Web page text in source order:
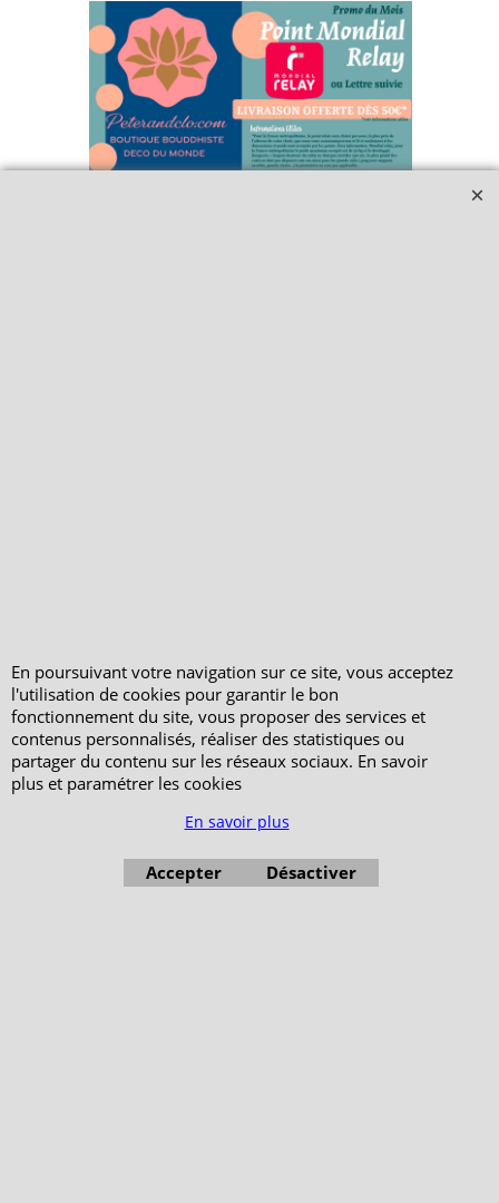
En poursuivant votre navigation sur ce site, vous acceptez
l'utilisation de cookies pour garantir le bon
fonctionnement du site, vous proposer des services et
contenus personnalisés, réaliser des statistiques ou
partager du contenu sur les réseaux sociaux. En savoir
plus et paramétrer les cookies
En savoir plus
Accepter Désactiver